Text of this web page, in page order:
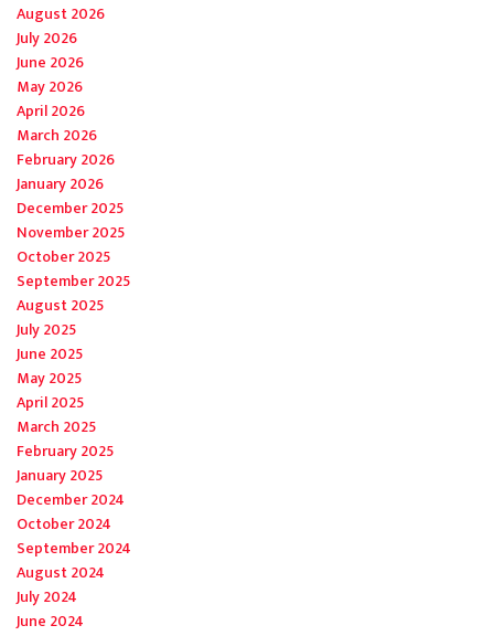
August 2026
July 2026
June 2026
May 2026
April 2026
March 2026
February 2026
January 2026
December 2025
November 2025
October 2025
September 2025
August 2025
July 2025
June 2025
May 2025
April 2025
March 2025
February 2025
January 2025
December 2024
October 2024
September 2024
August 2024
July 2024
June 2024